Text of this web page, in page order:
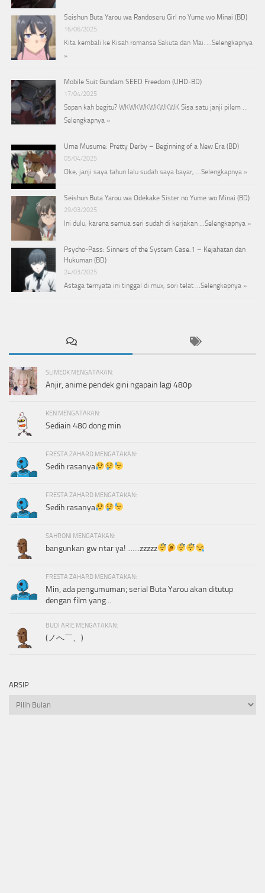
Seishun Buta Yarou wa Randoseru Girl no Yume wo Minai (BD)
16/06/2025
Kita kembali ke Kisah romansa Sakuta dan Mai. … Selengkapnya
»
Mobile Suit Gundam SEED Freedom (UHD-BD)
17/04/2025
Sopan kah begitu? WKWKWKWKWKWK Sisa satu janji pilem …
Selengkapnya »
Uma Musume: Pretty Derby – Beginning of a New Era (BD)
05/04/2025
Oke, janji saya tahun lalu sudah saya bayar, … Selengkapnya »
Seishun Buta Yarou wa Odekake Sister no Yume wo Minai (BD)
29/03/2025
Ini dulu, karena semua seri sudah di kerjakan … Selengkapnya »
Psycho-Pass: Sinners of the System Case.1 – Kejahatan dan
Hukuman (BD)
24/03/2025
Astaga ternyata ini tinggal di mux, sori telat … Selengkapnya »
SLIME0K MENGATAKAN:
Anjir, anime pendek gini ngapain lagi 480p
KEN MENGATAKAN:
Sediain 480 dong min
FRESTA ZAHARD MENGATAKAN:
Sedih rasanya
FRESTA ZAHARD MENGATAKAN:
Sedih rasanya
SAHRONI MENGATAKAN:
bangunkan gw ntar ya! .......zzzzz
FRESTA ZAHARD MENGATAKAN:
Min, ada pengumuman; serial Buta Yarou akan ditutup
dengan film yang...
BUDI ARIE MENGATAKAN:
(ノへ￣、)
ARSIP
Arsip